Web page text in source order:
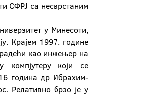
СФРЈ са несврстаним
у Минесоти,
Крајем 1997. године
као инжењер на
компјутеру који се
16 година др Ибрахим-
Релативно брзо је у